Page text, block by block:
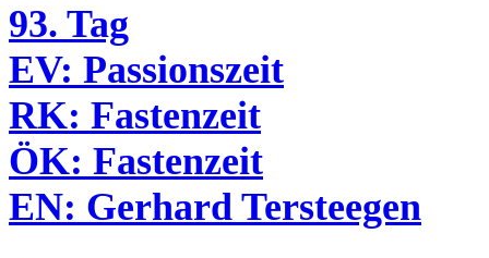
93. Tag
EV: Passionszeit
RK: Fastenzeit
ÖK: Fastenzeit
EN: Gerhard Terstee­gen